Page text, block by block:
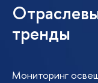
тренды
Мониторинг